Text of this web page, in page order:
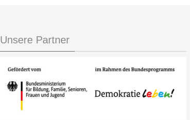
Unsere Partner